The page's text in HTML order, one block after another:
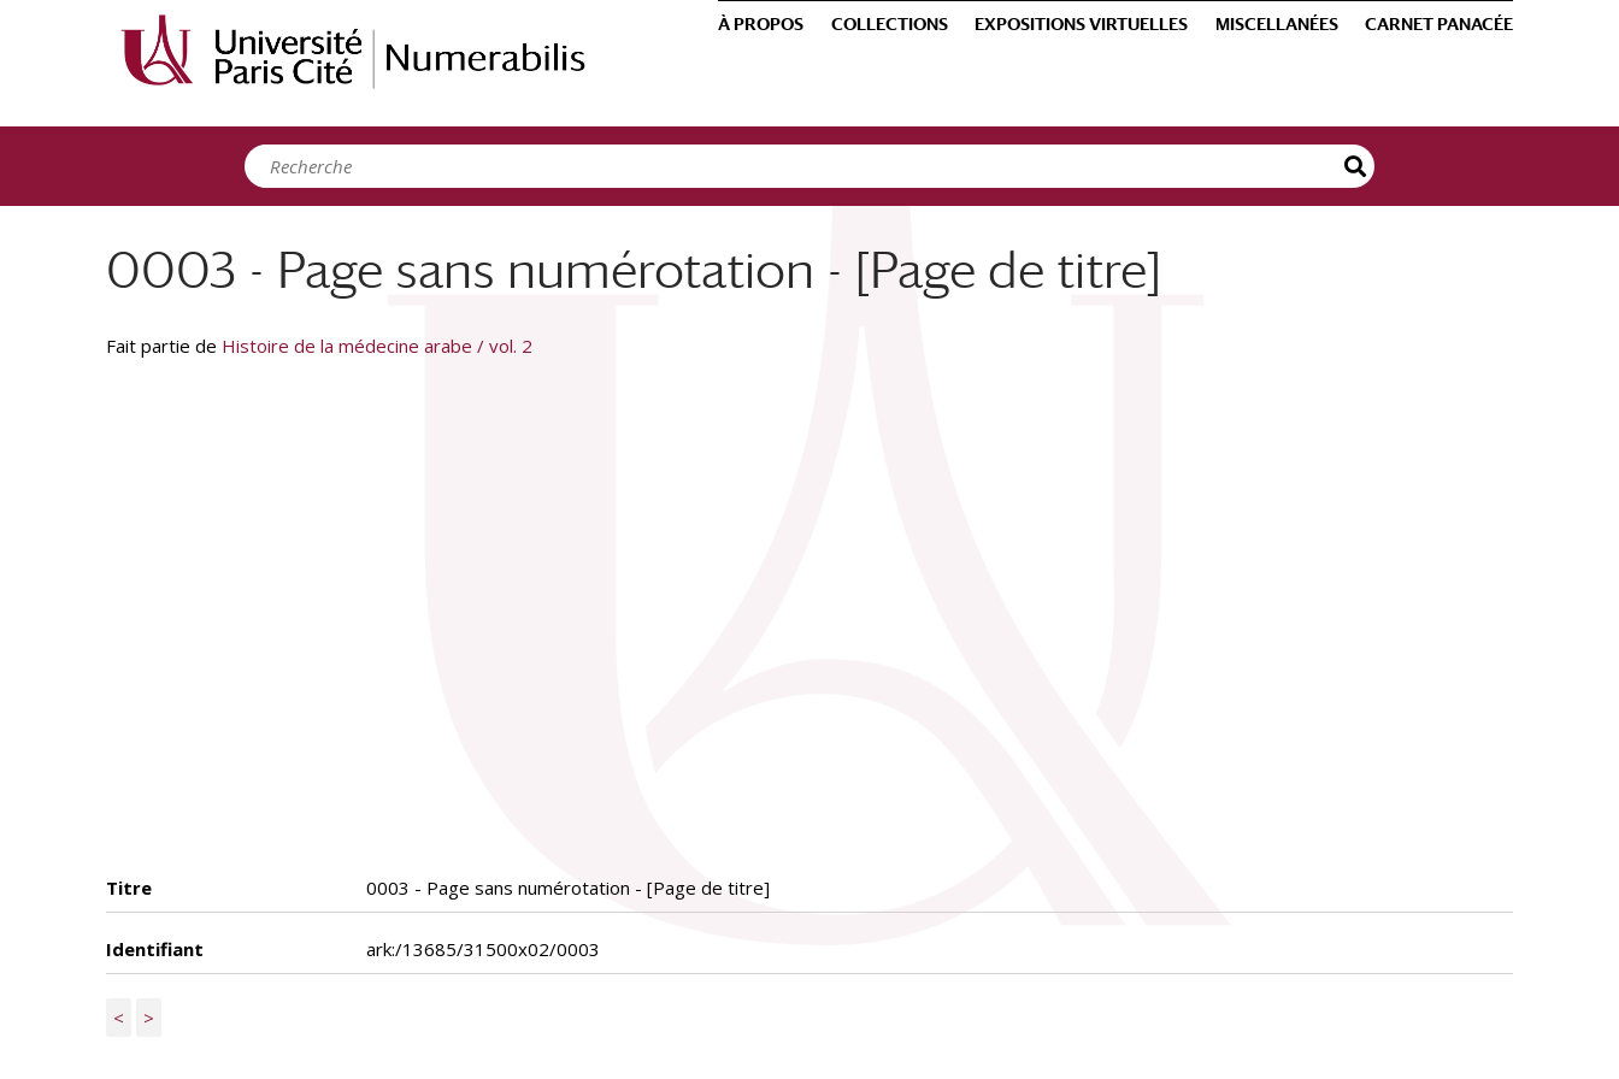
À PROPOS COLLECTIONS EXPOSITIONS VIRTUELLES MISCELLANÉES CARNET PANACÉE
0003 - Page sans numérotation - [Page de titre]
Fait partie de Histoire de la médecine arabe / vol. 2
Titre 0003 - Page sans numérotation - [Page de titre]
Identifiant ark:/13685/31500x02/0003
< >
Panneau de gestion des cookies